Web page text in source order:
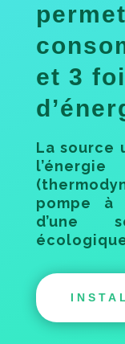
et 3
La source
pompe à
d’une